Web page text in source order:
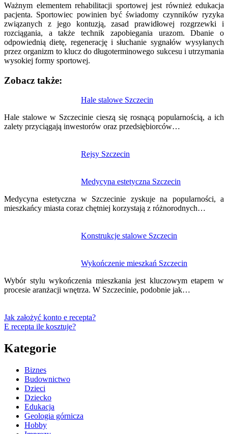
Ważnym elementem rehabilitacji sportowej jest również edukacja
pacjenta. Sportowiec powinien być świadomy czynników ryzyka
związanych z jego kontuzją, zasad prawidłowej rozgrzewki i
rozciągania, a także technik zapobiegania urazom. Dbanie o
odpowiednią dietę, regenerację i słuchanie sygnałów wysyłanych
przez organizm to klucz do długoterminowego sukcesu i utrzymania
wysokiej formy sportowej.
Zobacz także:
Hale stalowe Szczecin
Hale stalowe w Szczecinie cieszą się rosnącą popularnością, a ich
zalety przyciągają inwestorów oraz przedsiębiorców…
Rejsy Szczecin
Medycyna estetyczna Szczecin
Medycyna estetyczna w Szczecinie zyskuje na popularności, a
mieszkańcy miasta coraz chętniej korzystają z różnorodnych…
Konstrukcje stalowe Szczecin
Wykończenie mieszkań Szczecin
Wybór stylu wykończenia mieszkania jest kluczowym etapem w
procesie aranżacji wnętrza. W Szczecinie, podobnie jak…
wpisu
Jak założyć konto e recepta?
E recepta ile kosztuje?
Kategorie
Biznes
Budownictwo
Dzieci
Dziecko
Edukacja
Geologia górnicza
Hobby